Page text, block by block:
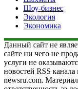
Шоу-бизнес
Экология
Экономика
Данный сайт не
сайте ни чего не
услуги не
новостей RSS
newsru.com.